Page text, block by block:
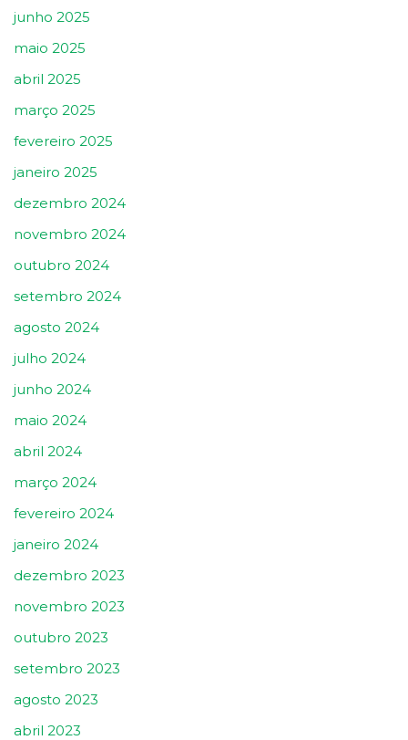
junho 2025
maio 2025
abril 2025
março 2025
fevereiro 2025
janeiro 2025
dezembro 2024
novembro 2024
outubro 2024
setembro 2024
agosto 2024
julho 2024
junho 2024
maio 2024
abril 2024
março 2024
fevereiro 2024
janeiro 2024
dezembro 2023
novembro 2023
outubro 2023
setembro 2023
agosto 2023
abril 2023